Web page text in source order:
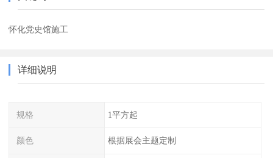
怀化党史馆施工
详细说明
规格 1平方起
颜色 根据展会主题定制